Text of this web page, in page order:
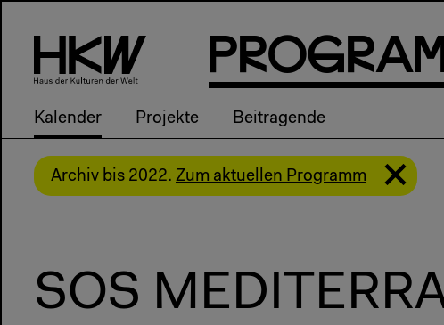
PRog Ram
Kalender Projekte Beitragende
Archiv bis 2022. Zum aktuellen Programm
SOS